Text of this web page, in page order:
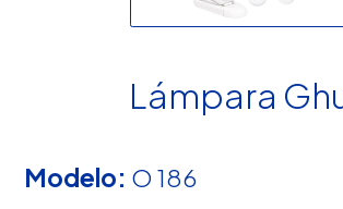
Lámpara
Modelo: O 186